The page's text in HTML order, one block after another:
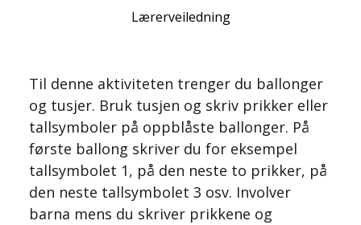
Lærerveiledning
Til denne aktiviteten trenger du ballonger
og tusjer. Bruk tusjen og skriv prikker eller
tallsymboler på oppblåste ballonger. På
første ballong skriver du for eksempel
tallsymbolet 1, på den neste to prikker, på
den neste tallsymbolet 3 osv. Involver
barna mens du skriver prikkene og